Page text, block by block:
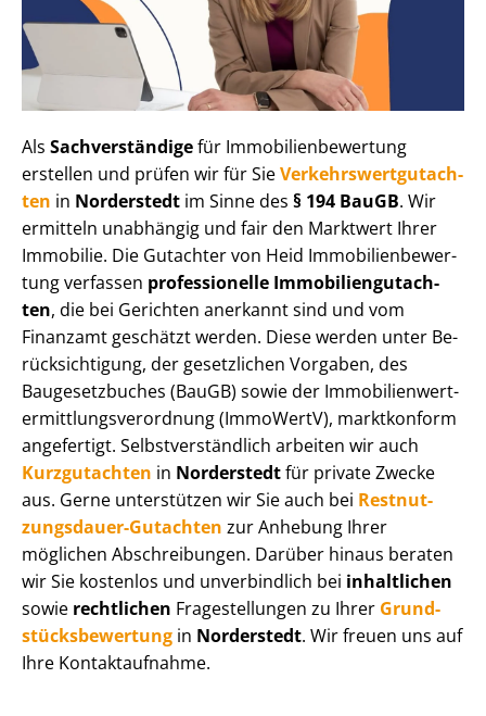
Als Sachverständigefür Im­mo­bi­li­en­be­wer­tung
erstellen und prüfen wir für SieVer­kehrs­wert­gut­ach­
ten in Norderstedt im Sinne des § 194 BauGB. Wir
ermitteln unabhängig und fair den Marktwert Ihrer
Immobilie. Die Gutachter von Heid Im­mo­bi­li­en­be­wer­
tung verfassen professionelle Im­mo­bi­li­en­gut­ach­
ten, die bei Gerichten anerkannt sind und vom
Finanzamt geschätzt werden. Diese werden unter Be­
rück­sich­ti­gung, der gesetzlichen Vorgaben, des
Baugesetzbuches (BauGB) sowie der Im­mo­bi­li­en­wert­
ermitt­lungs­ver­ord­nung (ImmoWertV), marktkonform
angefertigt. Selbst­ver­ständ­lich arbeiten wir auch
Kurzgutachten in Norderstedtfür private Zwecke
aus. Gerne unterstützen wir Sie auch bei Rest­nut­
zungs­dau­er-Gutachten zur Anhebung Ihrer
möglichen Abschreibungen. Darüber hinaus beraten
wir Sie kostenlos und unverbindlich bei inhaltlichen
sowie rechtlichen Fragestellungen zu Ihrer Grund­
stücks­be­wer­tung in Norderstedt. Wir freuen uns auf
Ihre Kontaktaufnahme.